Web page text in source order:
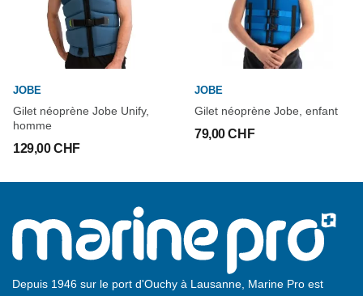
JOBE
Gilet néoprène Jobe Unify,
homme
129,00 CHF
JOBE
Gilet néoprène Jobe, enfant
79,00 CHF
Depuis 1946 sur le port d'Ouchy à Lausanne, Marine Pro est